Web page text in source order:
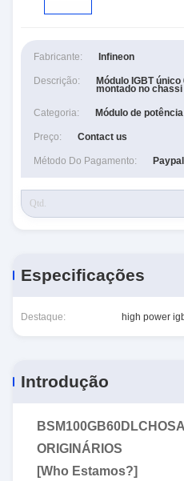
Fabricante: Infineon
Descrição: Módulo IGBT
montado no chassi
Categoria: Módulo de
Preço: Contact us
Método Do Pagamento:
Especificações
Destaque: high power
Introdução
ORIGINÁRIOS
[Who Estamos?]